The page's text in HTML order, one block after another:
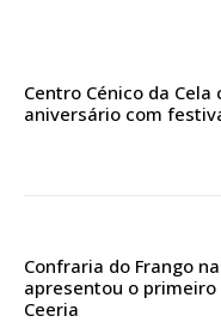
Faça-se assinante do
Sendo assinante terá
Escolha o
Centro Cénico da Cela
aniversário com
Confraria do Frango
apresentou o primeiro
Ceeria